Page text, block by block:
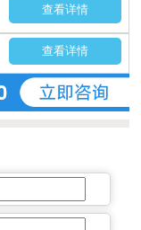
查看详情
查看详情